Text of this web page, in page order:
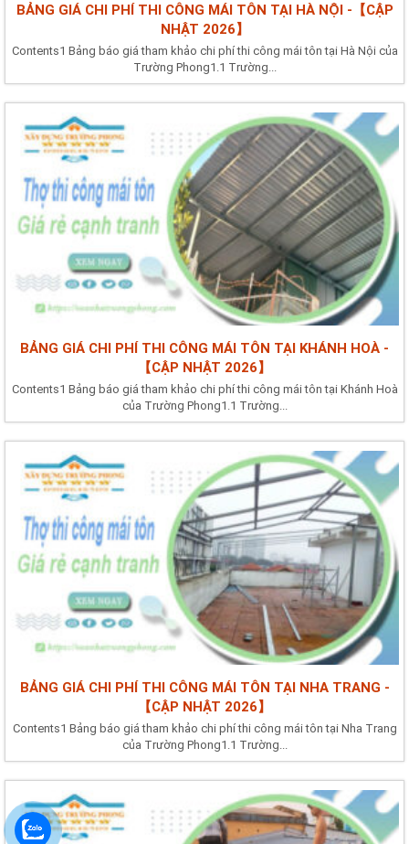
BẢNG GIÁ CHI PHÍ THI CÔNG MÁI TÔN TẠI HÀ NỘI -【CẬP
NHẬT 2026】
Contents1 Bảng báo giá tham khảo chi phí thi công mái tôn tại Hà Nội của
Trường Phong1.1 Trường...
BẢNG GIÁ CHI PHÍ THI CÔNG MÁI TÔN TẠI KHÁNH HOÀ -
【CẬP NHẬT 2026】
Contents1 Bảng báo giá tham khảo chi phí thi công mái tôn tại Khánh Hoà
của Trường Phong1.1 Trường...
BẢNG GIÁ CHI PHÍ THI CÔNG MÁI TÔN TẠI NHA TRANG -
【CẬP NHẬT 2026】
Contents1 Bảng báo giá tham khảo chi phí thi công mái tôn tại Nha Trang
của Trường Phong1.1 Trường...